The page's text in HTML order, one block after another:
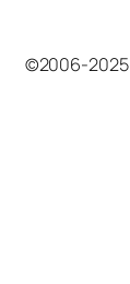
©2006-2025